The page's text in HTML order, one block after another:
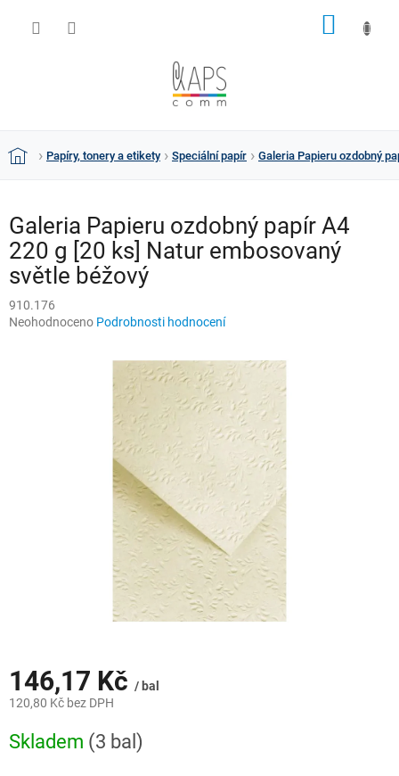
DomůPapíry, tonery a etikety Speciální papír Galeria Papieru ozdobný
Galeria Papieru ozdobný papír A4
220 g [20 ks] Natur embosovaný
světle béžový
910.176
Průměrné
Neohodnoceno Podrobnosti hodnocení
146,17 Kč / bal
120,80 Kč bez DPH
cena:
Skladem (3 bal)